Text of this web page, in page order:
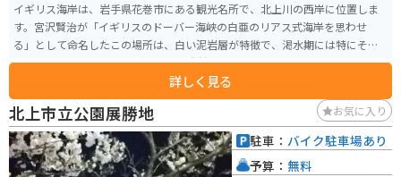
イギリス海岸は、岩手県花巻市にある観光名所で、北上川の西岸に位置しま
す。宮沢賢治が「イギリスのドーバー海峡の白亜のリアス式海岸を思わせ
る」として命名したこの場所は、白い泥岩層が特徴で、渇水期には特にその
美しい姿を見せます。 見どころは、自然の美しさと文学的な背景です。川沿
いに設けられた遊歩道を散策しながら、宮沢賢治の世界観を感じることがで
きます。また、周辺には宮沢賢治記念館や宮沢賢治童話村といった関連施設
もあり、賢治ファンにはたまらないスポットです。駐車場があり、混雑はほ
とんどありません。近くにはトイレも完備しています。
詳しく見る
北上市立公園展勝地 お気に入り
駐車： バイク駐車場あり
予算： 無料